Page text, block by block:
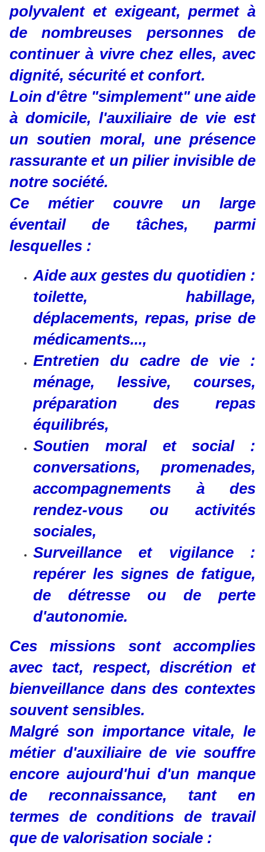
polyvalent et exigeant, permet à
de nombreuses personnes de
continuer à vivre chez elles, avec
dignité, sécurité et confort.
Loin d'être "simplement" une aide
à domicile, l'auxiliaire de vie est
un soutien moral, une présence
rassurante et un pilier invisible de
notre société.
Ce métier couvre un large
éventail de tâches, parmi
lesquelles :
Aide aux gestes du quotidien :
toilette, habillage,
déplacements, repas, prise de
médicaments...,
Entretien du cadre de vie :
ménage, lessive, courses,
préparation des repas
équilibrés,
Soutien moral et social :
conversations, promenades,
accompagnements à des
rendez-vous ou activités
sociales,
Surveillance et vigilance :
repérer les signes de fatigue,
de détresse ou de perte
d'autonomie.
Ces missions sont accomplies
avec tact, respect, discrétion et
bienveillance dans des contextes
souvent sensibles.
Malgré son importance vitale, le
métier d'auxiliaire de vie souffre
encore aujourd'hui d'un manque
de reconnaissance, tant en
termes de conditions de travail
que de valorisation sociale :